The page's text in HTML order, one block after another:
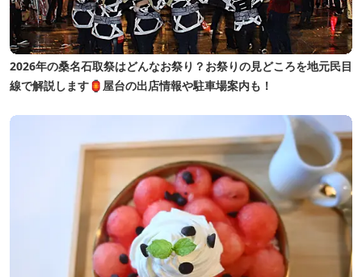
2026年の桑名石取祭はどんなお祭り？お祭りの見どころを地元民目
線で解説します🏮屋台の出店情報や駐車場案内も！